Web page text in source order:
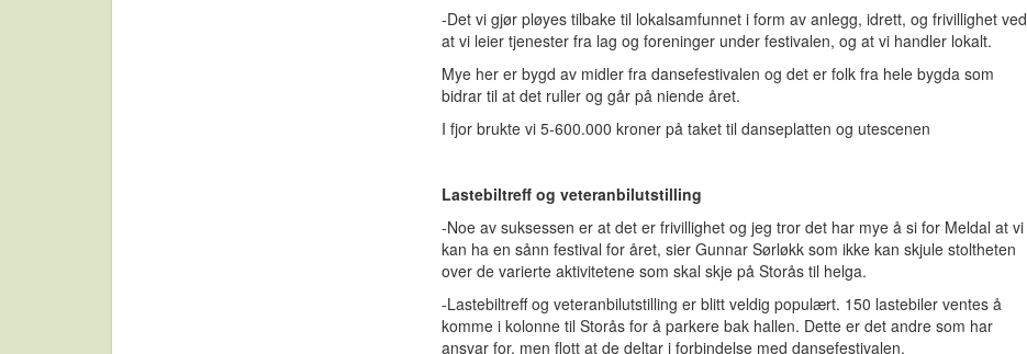
-Det vi gjør pløyes tilbake til lokalsamfunnet i form av anlegg, idrett, og frivillighet ved
at vi leier tjenester fra lag og foreninger under festivalen, og at vi handler lokalt.
Mye her er bygd av midler fra dansefestivalen og det er folk fra hele bygda som
bidrar til at det ruller og går på niende året.
I fjor brukte vi 5-600.000 kroner på taket til danseplatten og utescenen
Lastebiltreff og veteranbilutstilling
-Noe av suksessen er at det er frivillighet og jeg tror det har mye å si for Meldal at vi
kan ha en sånn festival for året, sier Gunnar Sørløkk som ikke kan skjule stoltheten
over de varierte aktivitetene som skal skje på Storås til helga.
-Lastebiltreff og veteranbilutstilling er blitt veldig populært. 150 lastebiler ventes å
komme i kolonne til Storås for å parkere bak hallen. Dette er det andre som har
ansvar for, men flott at de deltar i forbindelse med dansefestivalen.